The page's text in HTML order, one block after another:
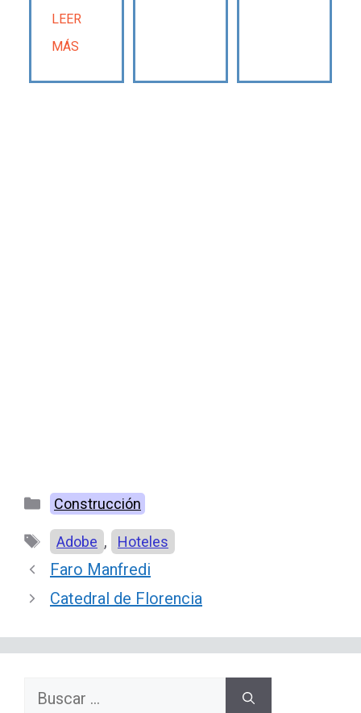
LEER
MÁS
Categorías
Construcción
Etiquetas
Adobe , Hoteles
Faro Manfredi
Catedral de Florencia
Buscar: